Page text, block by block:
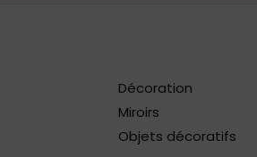
Décoration
Miroirs
Objets décoratifs